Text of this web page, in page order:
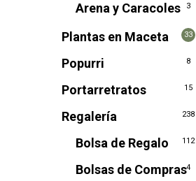
Arena y Caracoles 3
Plantas en Maceta 33
Popurri 8
Portarretratos 15
Regalería 238
Bolsa de Regalo 112
Bolsas de Compras4